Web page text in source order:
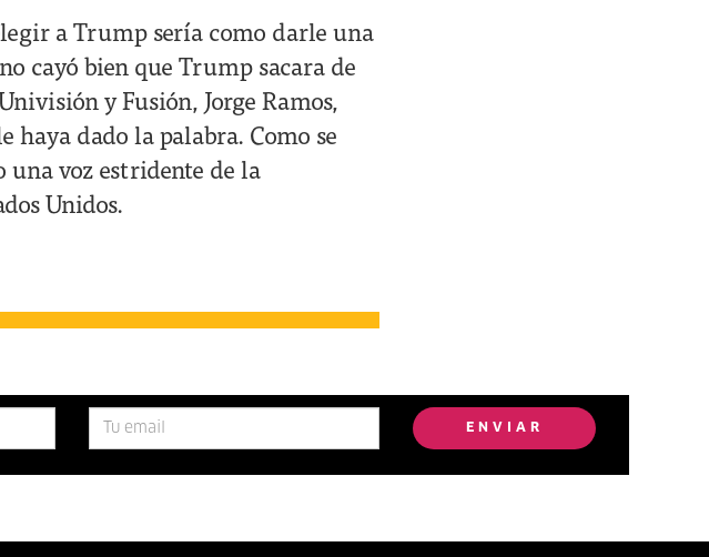
a Trump sería como darle una
cayó bien que Trump sacara de
y Fusión, Jorge Ramos,
haya dado la palabra. Como se
una voz estridente de la
Unidos.
ENVIAR